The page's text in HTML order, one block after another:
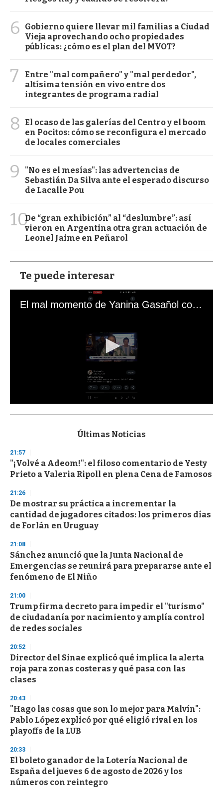
6
Gobierno quiere llevar mil familias a Ciudad
Vieja aprovechando ocho propiedades
públicas: ¿cómo es el plan del MVOT?
7
Entre "mal compañero" y "mal perdedor",
altísima tensión en vivo entre dos
integrantes de programa radial
8
El ocaso de las galerías del Centro y el boom
en Pocitos: cómo se reconfigura el mercado
de locales comerciales
9
"No es el mesías": las advertencias de
Sebastián Da Silva ante el esperado discurso
de Lacalle Pou
10De “gran exhibición” al “deslumbre”: así
vieron en Argentina otra gran actuación de
Leonel Jaime en Peñarol
Te puede interesar
El mal momento de Yanina Gasañol con un hincha argentino en "Subrayado"
s
d
s
o
f
3
s
c
o
d
s
Últimas Noticias
21:57
"¡Volvé a Adeom!": el filoso comentario de Yesty
Prieto a Valeria Ripoll en plena Cena de Famosos
21:26
De mostrar su práctica a incrementar la
cantidad de jugadores citados: los primeros días
de Forlán en Uruguay
21:08
Sánchez anunció que la Junta Nacional de
Emergencias se reunirá para prepararse ante el
fenómeno de El Niño
21:00
Trump firma decreto para impedir el "turismo"
de ciudadanía por nacimiento y amplía control
de redes sociales
20:52
Director del Sinae explicó qué implica la alerta
roja para zonas costeras y qué pasa con las
clases
20:43
"Hago las cosas que son lo mejor para Malvín":
Pablo López explicó por qué eligió rival en los
playoffs de la LUB
20:33
El boleto ganador de la Lotería Nacional de
España del jueves 6 de agosto de 2026 y los
números con reintegro